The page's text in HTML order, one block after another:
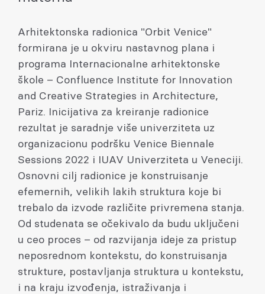
Arhitektonska radionica "Orbit Venice"
formirana je u okviru nastavnog plana i
programa Internacionalne arhitektonske
škole – Confluence Institute for Innovation
and Creative Strategies in Architecture,
Pariz. Inicijativa za kreiranje radionice
rezultat je saradnje više univerziteta uz
organizacionu podršku Venice Biennale
Sessions 2022 i IUAV Univerziteta u Veneciji.
Osnovni cilj radionice je konstruisanje
efemernih, velikih lakih struktura koje bi
trebalo da izvode različite privremena stanja.
Od studenata se očekivalo da budu uključeni
u ceo proces – od razvijanja ideje za pristup
neposrednom kontekstu, do konstruisanja
strukture, postavljanja struktura u kontekstu,
i na kraju izvođenja, istraživanja i